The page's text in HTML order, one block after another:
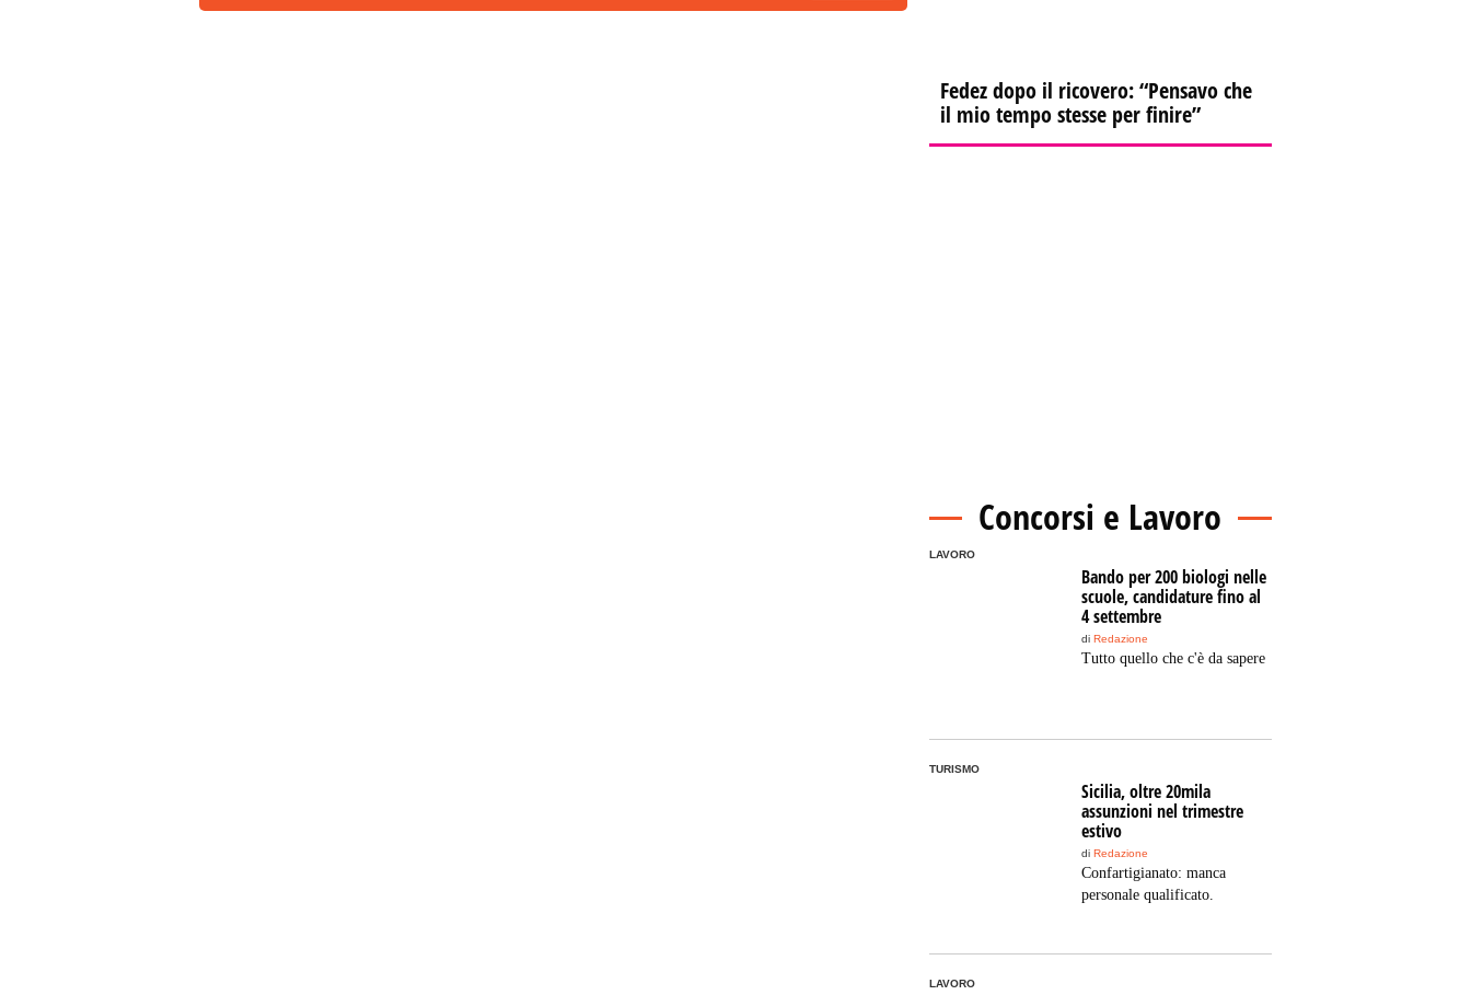
Fedez dopo il ricovero: “Pensavo che
il mio tempo stesse per finire”
Concorsi e Lavoro
LAVORO
Bando per 200 biologi nelle
scuole, candidature fino al
4 settembre
di Redazione
Tutto quello che c'è da sapere
TURISMO
Sicilia, oltre 20mila
assunzioni nel trimestre
estivo
di Redazione
Confartigianato: manca
personale qualificato.
LAVORO